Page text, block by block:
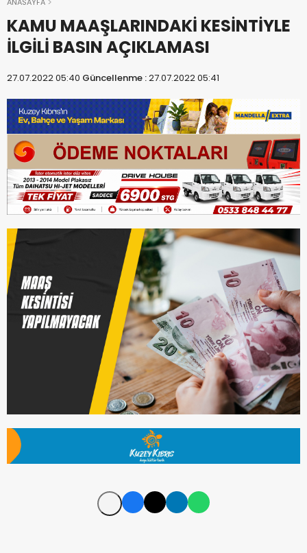
KAMU MAAŞLARINDAKİ KESİNTİYLE
İLGİLİ BASIN AÇIKLAMASI
27.07.2022 05:40 Güncellenme :27.07.2022 05:41